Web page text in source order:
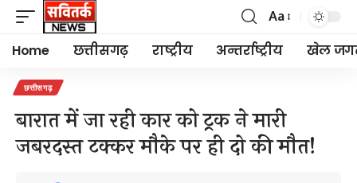
Font
Resizer
Aa
Home छत्तीसगढ़ राष्ट्रीय अन्तर्राष्ट्रीय खेल
छत्तीसगढ़
बारात में जा रही कार को ट्रक ने मारी
जबरदस्त टक्कर मौके पर ही दो की मौत!